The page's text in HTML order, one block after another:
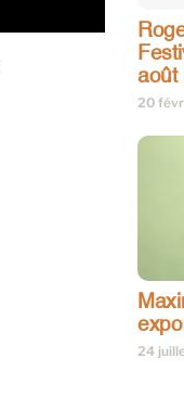
août
20
24